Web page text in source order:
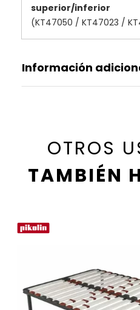
superior/inferior
(KT47050 / KT47023 /
Información
OTROS
TAMBIÉN